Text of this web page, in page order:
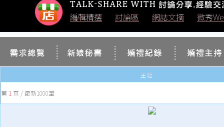
編輯精選 討論區 網誌文摘 微秀
主 題
第 1 頁 / 最新1000筆